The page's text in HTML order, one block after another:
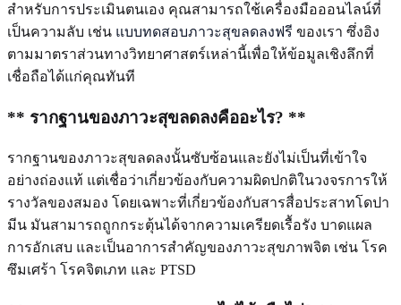
สำหรับการประเมินตนเอง คุณสามารถใช้เครื่องมือออนไลน์ที่
เป็นความลับ เช่น แบบทดสอบภาวะสุขลดลงฟรี ของเรา ซึ่งอิง
ตามมาตราส่วนทางวิทยาศาสตร์เหล่านี้เพื่อให้ข้อมูลเชิงลึกที่
เชื่อถือได้แก่คุณทันที
** รากฐานของภาวะสุขลดลงคืออะไร? **
รากฐานของภาวะสุขลดลงนั้นซับซ้อนและยังไม่เป็นที่เข้าใจ
อย่างถ่องแท้ แต่เชื่อว่าเกี่ยวข้องกับความผิดปกติในวงจรการให้
รางวัลของสมอง โดยเฉพาะที่เกี่ยวข้องกับสารสื่อประสาทโดปา
มีน มันสามารถถูกกระตุ้นได้จากความเครียดเรื้อรัง บาดแผล
การอักเสบ และเป็นอาการสำคัญของภาวะสุขภาพจิต เช่น โรค
ซึมเศร้า โรคจิตเภท และ PTSD